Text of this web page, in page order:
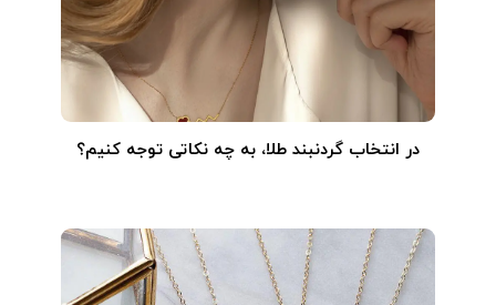
در انتخاب گردنبند طلا‌، به چه نکاتی توجه کنیم؟